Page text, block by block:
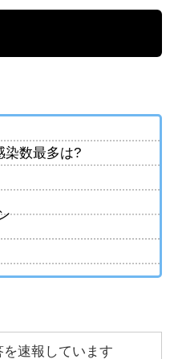
染数最多は?
を速報しています